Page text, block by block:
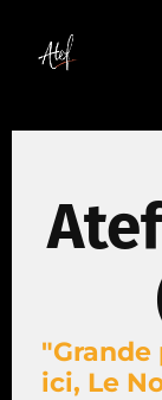
"Grande
ici, Le